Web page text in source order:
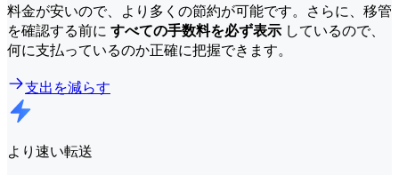
料金が安いので、より多くの節約が可能です。さらに、移管
を確認する前に すべての手数料を必ず表示 しているので、
何に支払っているのか正確に把握できます。
支出を減らす
より速い転送